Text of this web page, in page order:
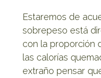
Estaremos de
sobrepeso está
con la proporción
las calorías
extraño pensar